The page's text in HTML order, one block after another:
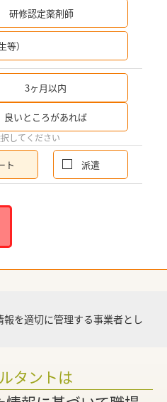
研修認定薬剤師
）
3ヶ月以内
良いところがあれば
してください
ト 派遣
報を適切に管理する事業者とし
タントは